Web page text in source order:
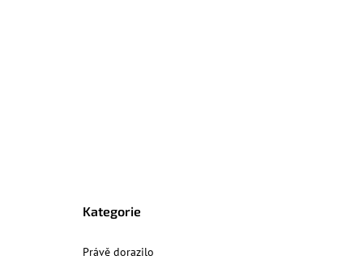
Kategorie
Právě dorazilo